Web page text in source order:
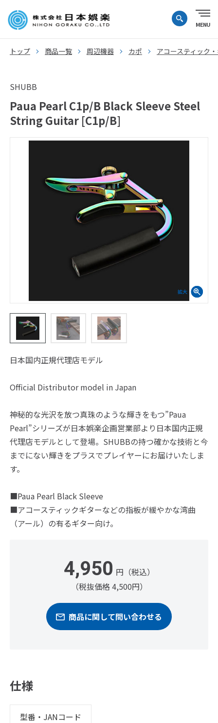
トップ 商品一覧 周辺機器 カポ アコースティック
SHUBB
Paua Pearl C1p/B Black Sleeve Steel
String Guitar [C1p/B]
日本国内正規代理店モデル
Official Distributor model in Japan
神秘的な光沢を放つ真珠のような輝きをもつ”Paua
Pearl”シリーズが日本娯楽企画営業部より日本国内正規
代理店モデルとして登場。SHUBBの持つ確かな技術と今
までにない輝きをプラスでプレイヤーにお届けいたしま
す。
■Paua Pearl Black Sleeve
■アコースティックギターなどの指板が緩やかな湾曲
（アール）の有るギター向け。
4,950 円（税込）
（税抜価格 4,500円）
商品に関して問い合わせる
仕様
型番・JANコード